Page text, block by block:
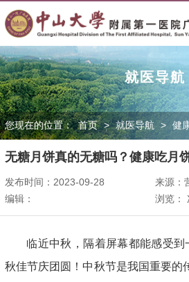
就医导航
您现在的位置： 首页 > 就医导航 > 健
无糖月饼真的无糖吗？健康吃月
发布时间：2023-09-28
来源：
编辑：
浏览：
临近中秋，隔着屏幕都能感受到
秋佳节庆团圆！中秋节是我国重要的